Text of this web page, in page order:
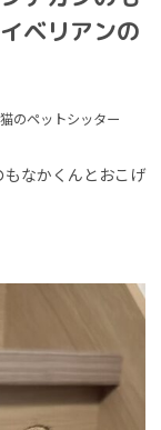
ベリアンの
猫のペットシッター
なかくんとおこげ